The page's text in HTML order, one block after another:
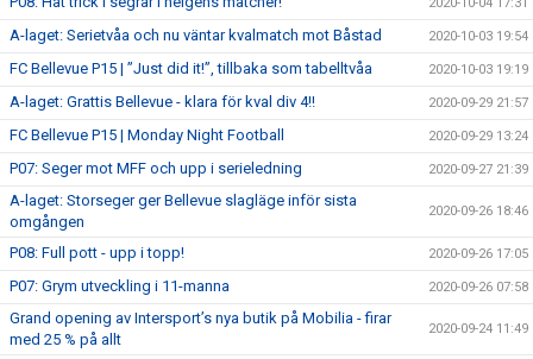
A-laget: Serietvåa och nu väntar kvalmatch mot Båstad 2020-10-03 19:54
FC Bellevue P15 | ”Just did it!”, tillbaka som tabelltvåa 2020-10-03 19:19
A-laget: Grattis Bellevue - klara för kval div 4!! 2020-09-29 21:57
FC Bellevue P15 | Monday Night Football 2020-09-29 13:24
P07: Seger mot MFF och upp i serieledning 2020-09-27 21:39
A-laget: Storseger ger Bellevue slagläge inför sista
omgången
2020-09-26 18:46
P08: Full pott - upp i topp! 2020-09-26 17:05
P07: Grym utveckling i 11-manna 2020-09-26 07:58
Grand opening av Intersport’s nya butik på Mobilia - firar
med 25 % på allt
2020-09-24 11:49